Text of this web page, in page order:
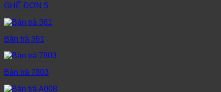
GHẾ ĐƠN 5
Bàn trà 361
Bàn trà 7803